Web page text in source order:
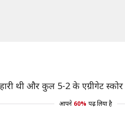
थी और कुल 5-2 के एग्रीगेट
आपने 60% पढ़ लिया है